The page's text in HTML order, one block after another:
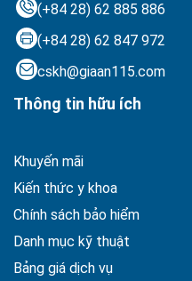
(+84 28) 62 885 886
(+84 28) 62 847 972
cskh@giaan115.com
Thông tin hữu ích
Khuyến mãi
Kiến thức y khoa
Chính sách bảo hiểm
Danh mục kỹ thuật
Bảng giá dịch vụ